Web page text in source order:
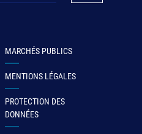
MARCHÉS PUBLICS
MENTIONS LÉGALES
PROTECTION DES
DONNÉES